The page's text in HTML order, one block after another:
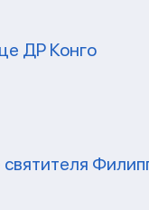
ДР Конго